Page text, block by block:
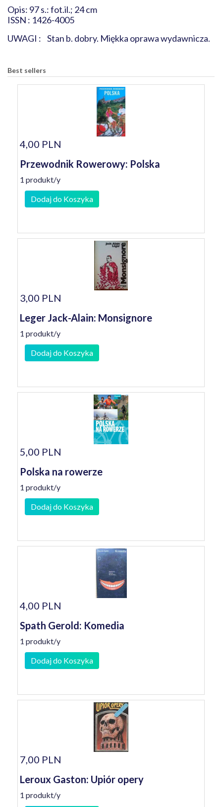
Opis: 97 s.: fot.il.; 24 cm
ISSN : 1426-4005
UWAGI : Stan b. dobry. Miękka oprawa wydawnicza.
Best sellers
4,00 PLN
Przewodnik Rowerowy: Polska
1 produkt/y
Dodaj do Koszyka
3,00 PLN
Leger Jack-Alain: Monsignore
1 produkt/y
Dodaj do Koszyka
5,00 PLN
Polska na rowerze
1 produkt/y
Dodaj do Koszyka
4,00 PLN
Spath Gerold: Komedia
1 produkt/y
Dodaj do Koszyka
7,00 PLN
Leroux Gaston: Upiór opery
1 produkt/y